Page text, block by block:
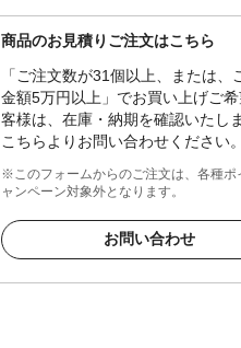
商品のお見積りご注文はこちら
「ご注文数が31個以上、または、
金額5万円以上」でお買い上げご
客様は、在庫・納期を確認いたしま
こちらよりお問い合わせください。
※このフォームからのご注文は、各種ポ
ャンペーン対象外となります。
お問い合わせ